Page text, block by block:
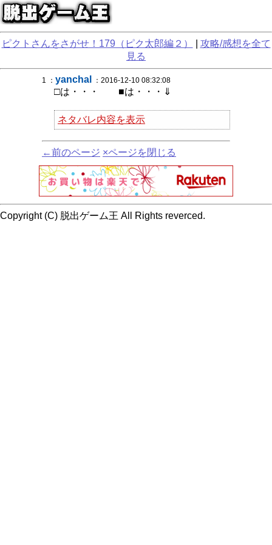
ピクトさんをさがせ！179（ピク太郎編２）
攻略/感想を全て
見る
1 ： yanchal ：2016-12-10 08:32:08
□は・・・ ■は・・・⇓
ネタバレ内容を表示
←前のページ ×ページを閉じる
Copyright (C) 脱出ゲーム王 All Rights reverced.